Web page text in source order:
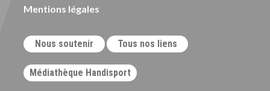
Mentions légales
Nous soutenir Tous nos liens
Médiathèque Handisport